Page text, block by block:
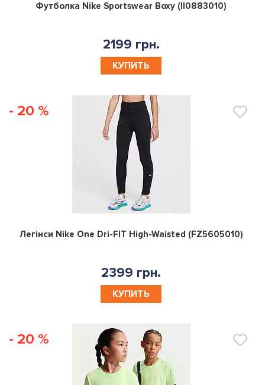
0
Футболка Nike Sportswear Boxy (II0883010)
2199 грн.
КУПИТЬ
- 20 %
0
Легінси Nike One Dri-FIT High-Waisted (FZ5605010)
2399 грн.
КУПИТЬ
- 20 %